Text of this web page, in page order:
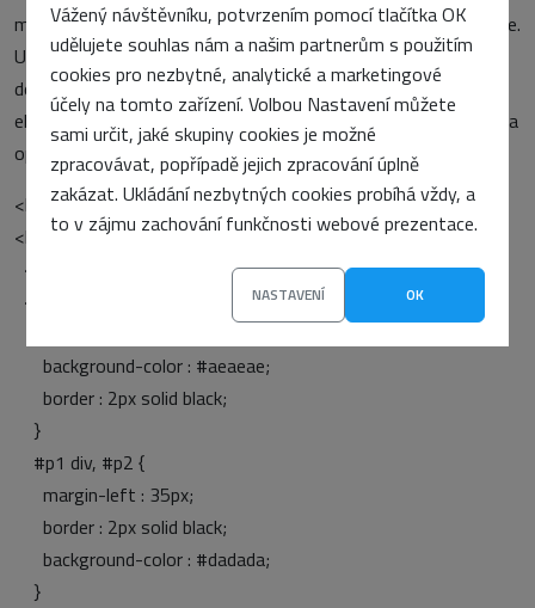
Vážený návštěvníku, potvrzením pomocí tlačítka OK
udělujete souhlas nám a našim partnerům s použitím
cookies pro nezbytné, analytické a marketingové
účely na tomto zařízení. Volbou Nastavení můžete
sami určit, jaké skupiny cookies je možné
zpracovávat, popřípadě jejich zpracování úplně
zakázat. Ukládání nezbytných cookies probíhá vždy, a
to v zájmu zachování funkčnosti webové prezentace.
NASTAVENÍ OK
můžeme stejně dobře použít i k ošetření dvojnásobného okraje.
U plovoucího boxu nastavíme levý okraj na nulu, v HTML kódu
do elementu generujícího plovoucí box vnoříme další blokový
element a kýžený okraj nastavíme u něj. Vezměme náš příklad a
opravme jej matrjoškou:
<html>
<head>
<title>Double margin – matrjoska hack</title>
<style type=“text/css“>
background-color : #aeaeae;
border : 2px solid black;
}
#p1 div, #p2 {
margin-left : 35px;
border : 2px solid black;
background-color : #dadada;
}